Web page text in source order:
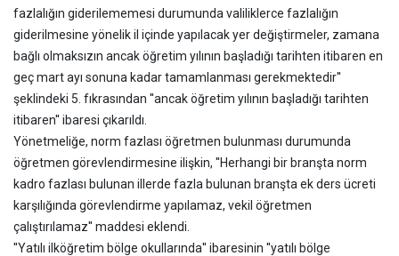
fazlalığın giderilememesi durumunda valiliklerce fazlalığın
giderilmesine yönelik il içinde yapılacak yer değiştirmeler, zamana
bağlı olmaksızın ancak öğretim yılının başladığı tarihten itibaren en
geç mart ayı sonuna kadar tamamlanması gerekmektedir''
şeklindeki 5. fıkrasından ''ancak öğretim yılının başladığı tarihten
itibaren'' ibaresi çıkarıldı.
Yönetmeliğe, norm fazlası öğretmen bulunması durumunda
öğretmen görevlendirmesine ilişkin, ''Herhangi bir branşta norm
kadro fazlası bulunan illerde fazla bulunan branşta ek ders ücreti
karşılığında görevlendirme yapılamaz, vekil öğretmen
çalıştırılamaz'' maddesi eklendi.
''Yatılı ilköğretim bölge okullarında'' ibaresinin ''yatılı bölge